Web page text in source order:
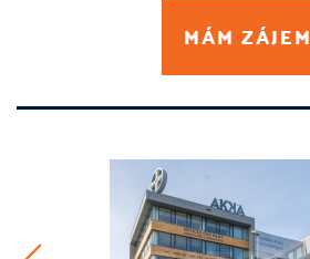
MÁM ZÁJEM